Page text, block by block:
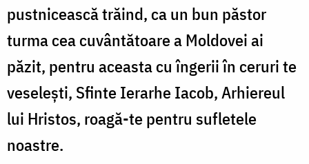
pustnicească trăind, ca un bun păstor
turma cea cuvântătoare a Moldovei ai
păzit, pentru aceasta cu îngerii în ceruri te
veseleşti, Sfinte Ierarhe Iacob, Arhiereul
lui Hristos, roagă-te pentru sufle­tele
noastre.